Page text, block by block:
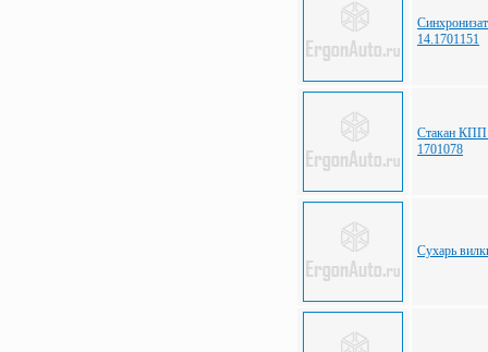
14.1701151
Стакан
1701078
Сухарь